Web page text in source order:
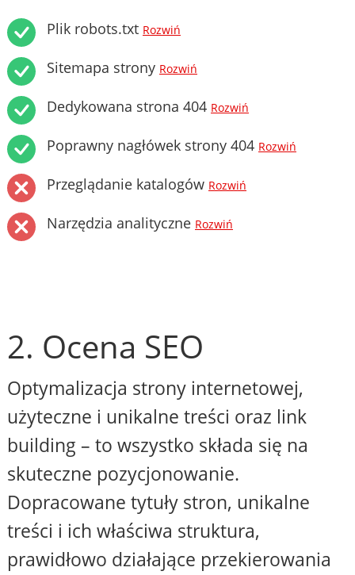
Plik robots.txt Rozwiń
Sitemapa strony Rozwiń
Dedykowana strona 404 Rozwiń
Poprawny nagłówek strony 404 Rozwiń
Przeglądanie katalogów Rozwiń
Narzędzia analityczne Rozwiń
2. Ocena SEO
Optymalizacja strony internetowej,
użyteczne i unikalne treści oraz link
building – to wszystko składa się na
skuteczne pozycjonowanie.
Dopracowane tytuły stron, unikalne
treści i ich właściwa struktura,
prawidłowo działające przekierowania